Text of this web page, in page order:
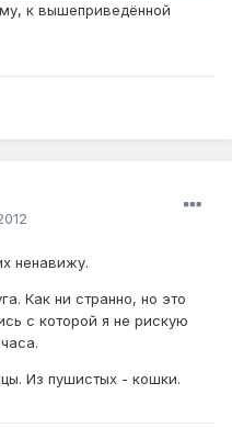
к вышеприведённой
ненавижу.
Как ни странно, но это
с которой я не рискую
Из пушистых - кошки.